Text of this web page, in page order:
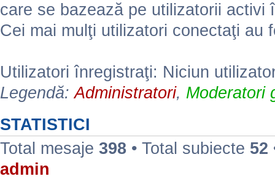
care se bazează pe utilizatorii activi
Cei mai mulţi utilizatori conectaţi au
Utilizatori înregistraţi: Niciun
Legendă:Administratori, Moderatori
STATISTICI
Total mesaje 398 • Total subiecte 52
admin